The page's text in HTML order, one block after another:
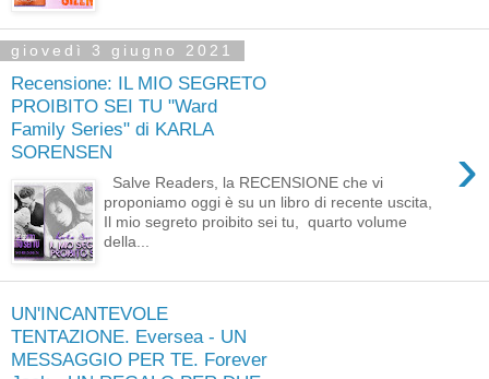
giovedì 3 giugno 2021
Recensione: IL MIO SEGRETO
PROIBITO SEI TU "Ward
Family Series" di KARLA
SORENSEN
›
Salve Readers, la RECENSIONE che vi
proponiamo oggi è su un libro di recente uscita,
Il mio segreto proibito sei tu, quarto volume
della...
UN'INCANTEVOLE
TENTAZIONE. Eversea - UN
MESSAGGIO PER TE. Forever